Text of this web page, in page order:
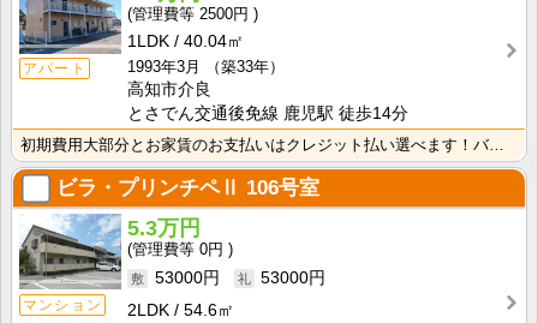
アパート
2500円
1LDK
40.04㎡
1993年3月
（築33年）
高知市介良
とさでん交通後免線 鹿児駅 徒歩14分
初期費用大部分とお家賃のお支払いはクレジット払い選べます！バス・トイレ別なので、ゆったり湯船に浸かれ･･･
ビラ・プリンチペⅡ 106号室
マンション
5.3万円
0円
53000円
53000円
2LDK
54.6㎡